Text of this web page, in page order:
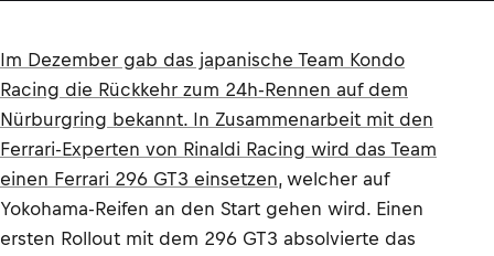
Im Dezember gab das japanische Team Kondo
Racing die Rückkehr zum 24h-Rennen auf dem
Nürburgring bekannt. In Zusammenarbeit mit den
Ferrari-Experten von Rinaldi Racing wird das Team
einen Ferrari 296 GT3 einsetzen, welcher auf
Yokohama-Reifen an den Start gehen wird. Einen
ersten Rollout mit dem 296 GT3 absolvierte das